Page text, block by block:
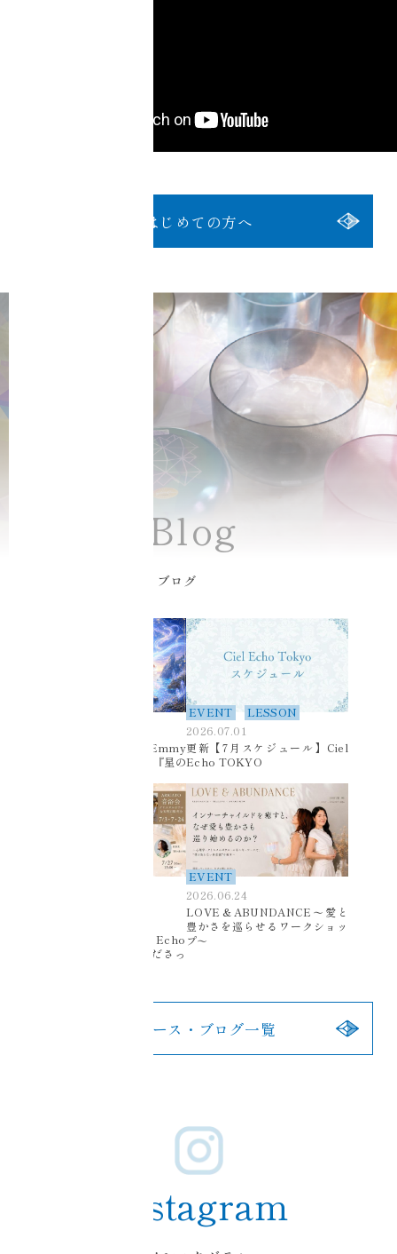
はじめての方へ
News/Blog
Ciel Echo ニュース・ブログ
『Lemurian Blue』（Emmy
& Nina Unit）新アルバム『星の
EVENT
LESSON
2026.07.01
更新【7月スケジュール】Ciel
Echo TOKYO
【大切なお知らせ】Ciel Echo
錦糸町サロンにお越しくださっ
EVENT
2026.06.24
LOVE＆ABUNDANCE〜愛と
豊かさを巡らせるワークショッ
プ〜
ニュース・ブログ一覧
Instagram